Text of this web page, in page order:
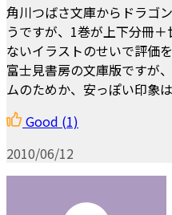
角川つばさ文庫からドラゴ
うですが、1巻が上下分冊
ないイラストのせいで評価
富士見書房の文庫版ですが
ムのためか、安っぽい印象
Good (1)
2010/06/12